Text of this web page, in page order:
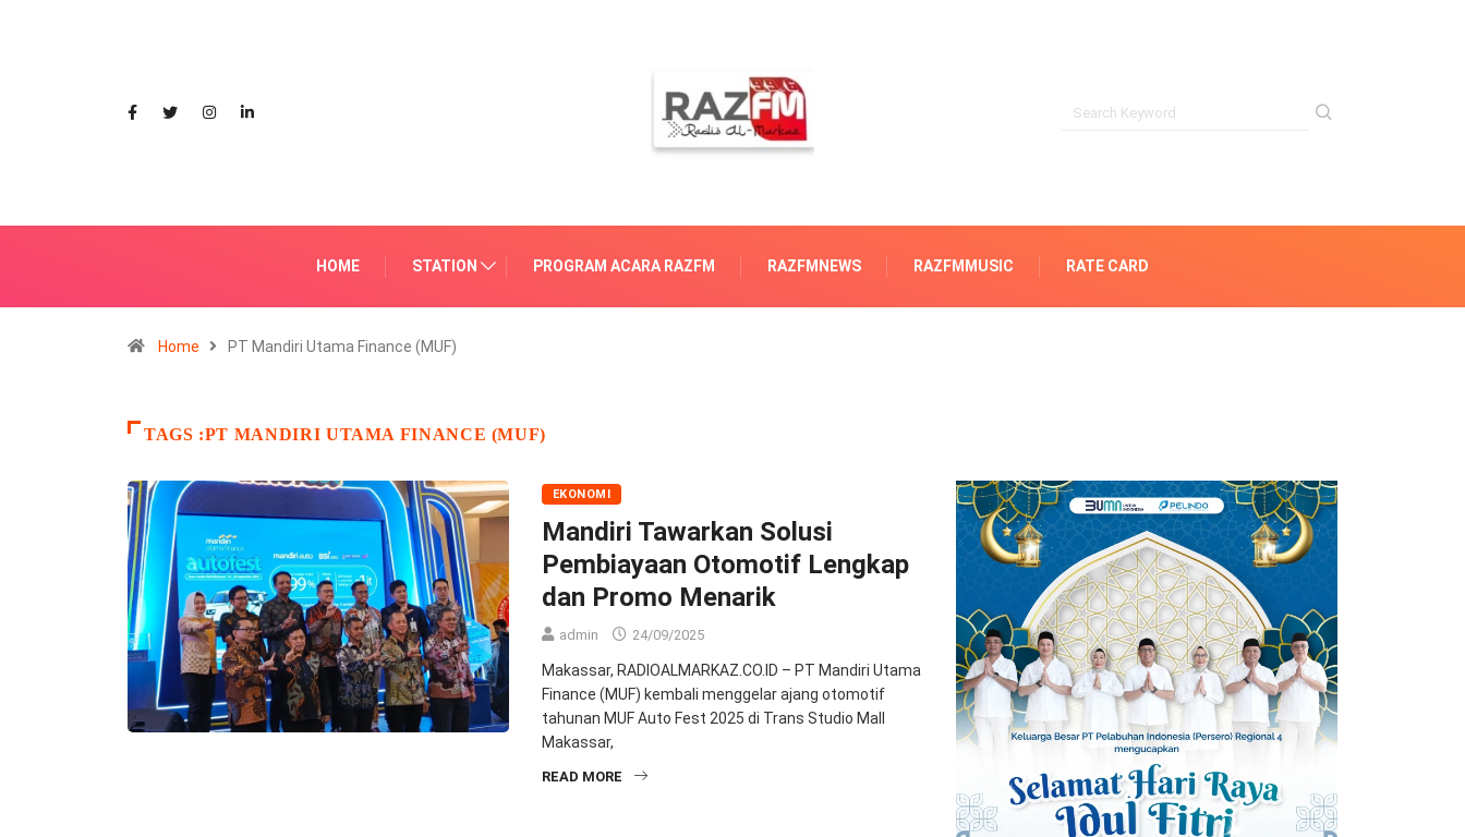
HOME STATION PROGRAM ACARA RAZFM RAZFMNEWS RAZFMMUSIC RATE CARD
Home PT Mandiri Utama Finance (MUF)
TAGS :PT MANDIRI UTAMA FINANCE (MUF)
EKONOMI
Mandiri Tawarkan Solusi
Pembiayaan Otomotif Lengkap
dan Promo Menarik
admin 24/09/2025
Makassar, RADIOALMARKAZ.CO.ID – PT Mandiri Utama
Finance (MUF) kembali menggelar ajang otomotif
tahunan MUF Auto Fest 2025 di Trans Studio Mall
Makassar,
READ MORE